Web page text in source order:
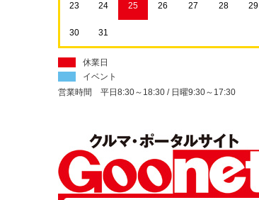
23 24 25 26 27 28 29
30 31
休業日
イベント